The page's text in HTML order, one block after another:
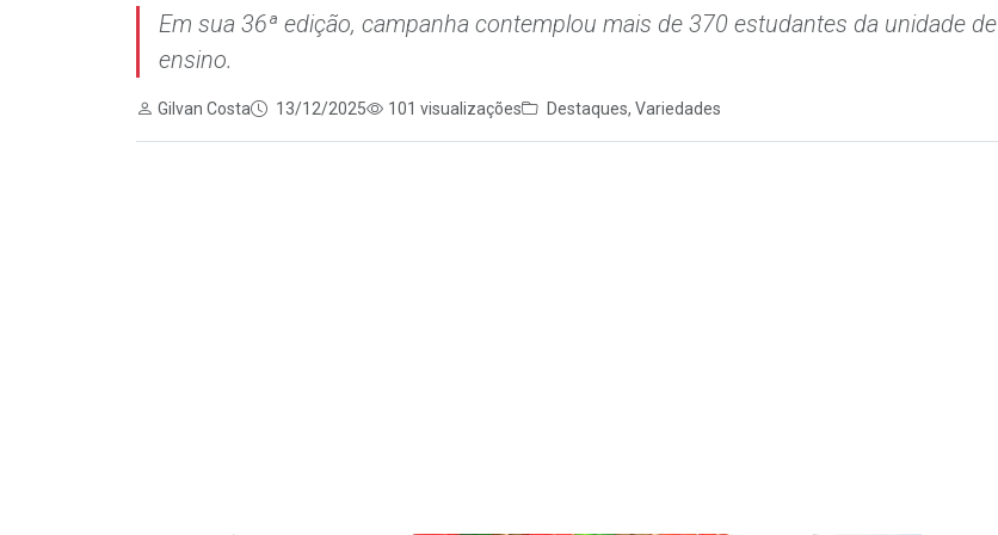
Em sua 36ª edição, campanha contemplou mais de 370 estudantes da unidade de
ensino.
Gilvan Costa 13/12/2025 101 visualizações Destaques, Variedades